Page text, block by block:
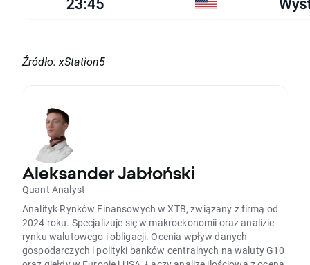
Źródło: xStation5
Aleksander Jabłoński
Quant Analyst
Analityk Rynków Finansowych w XTB, związany z firmą od
2024 roku. Specjalizuje się w makroekonomii oraz analizie
rynku walutowego i obligacji. Ocenia wpływ danych
gospodarczych i polityki banków centralnych na waluty G10